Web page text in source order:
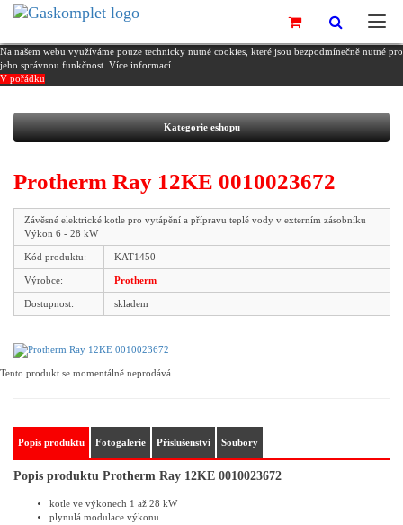
Na našem webu využíváme pouze technicky nutné cookies, které jsou bezpodmínečně nutné pro
jeho správnou funkčnost. Více informací
V pořádku
Kategorie eshopu
Protherm Ray 12KE 0010023672
Závěsné elektrické kotle pro vytápění a přípravu teplé vody v externím zásobníku
Výkon 6 - 28 kW
Kód produktu: KAT1450
Výrobce: Protherm
Dostupnost: skladem
Tento produkt se momentálně neprodává.
Popis produktu Fotogalerie Příslušenství Soubory
Popis produktu Protherm Ray 12KE 0010023672
kotle ve výkonech 1 až 28 kW
plynulá modulace výkonu